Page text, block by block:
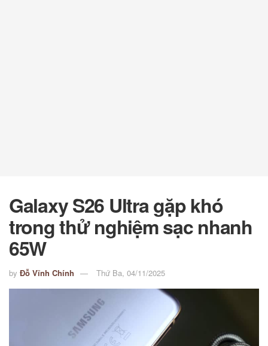
Galaxy S26 Ultra gặp khó
trong thử nghiệm sạc nhanh
65W
by Đỗ Vĩnh Chính Thứ Ba, 04/11/2025